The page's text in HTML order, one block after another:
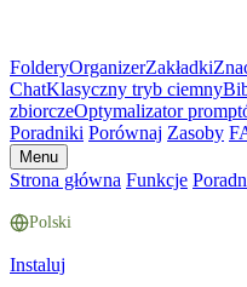
FolderyOrganizerZakładki
ChatKlasyczny tryb ciemny
zbiorczeOptymalizator
Poradniki Porównaj Zasoby
Menu
Strona główna Funkcje
Polski
Instaluj